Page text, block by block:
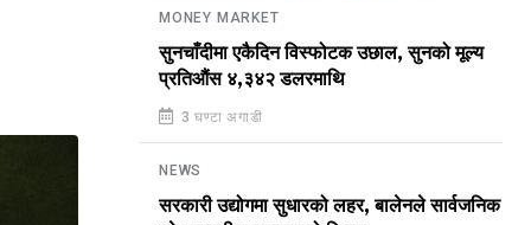
MONEY MARKET
सुनचाँदीमा एकैदिन विस्फोटक उछाल, सुनको मूल्य
प्रतिऔंस ४,३४२ डलरमाथि
3 घण्टा अगाडी
NEWS
सरकारी उद्योगमा सुधारको लहर, बालेनले सार्वजनिक